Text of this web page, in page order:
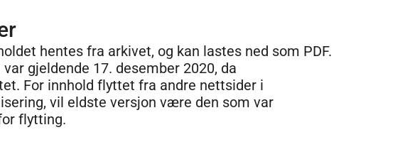
hentes fra arkivet, og kan lastes ned som PDF.
gjeldende 17. desember 2020, da
For innhold flyttet fra andre nettsider i
vil eldste versjon være den som var
flytting.